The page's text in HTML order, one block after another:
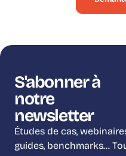
S'abonner à
notre
newsletter
Études de cas,
guides, benchmarks…